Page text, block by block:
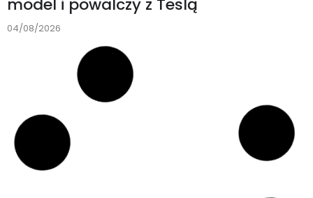
model i powalczy z Teslą
04/08/2026
Chińska jazda bez trzymanki
WeRide celuje w Danię. Partnerstwo z
GreenMobility przyspieszy
uruchomienie robotaxi poziomu 4